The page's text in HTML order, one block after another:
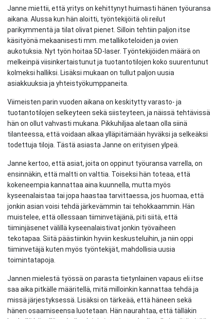
Janne miettii, että yritys on kehittynyt huimasti hänen työuransa
aikana. Alussa kun hän aloitti, työntekijöitä oli reilut
parikymmentä ja tilat olivat pienet. Silloin tehtiin paljon itse
käsityönä mekaanisesti mm. metallikoteloiden ja ovien
aukotuksia. Nyt työn hoitaa 5D-laser. Työntekijöiden määrä on
melkeinpä viisinkertaistunut ja tuotantotilojen koko suurentunut
kolmeksi halliksi. Lisäksi mukaan on tullut paljon uusia
asiakkuuksia ja yhteistyökumppaneita.
Viimeisten parin vuoden aikana on keskitytty varasto- ja
tuotantotilojen selkeyteen sekä siisteyteen, ja näissä tehtävissä
hän on ollut vahvasti mukana. Pikkuhiljaa aletaan olla siinä
tilanteessa, että voidaan alkaa ylläpitämään hyväksi ja selkeäksi
todettuja tiloja. Tästä asiasta Janne on erityisen ylpeä.
Janne kertoo, että asiat, joita on oppinut työuransa varrella, on
ensinnäkin, että maltti on valttia. Toiseksi hän toteaa, että
kokeneempia kannattaa aina kuunnella, mutta myös
kyseenalaistaa tai jopa haastaa tarvittaessa, jos huomaa, että
jonkin asian voisi tehdä järkevämmin tai tehokkaammin. Hän
muistelee, että ollessaan tiiminvetäjänä, piti siitä, että
tiiminjäsenet välillä kyseenalaistivat jonkin työvaiheen
tekotapaa. Siitä päästiinkin hyviin keskusteluihin, ja niin oppi
tiiminvetäjä kuten myös työntekijät, mahdollisia uusia
toimintatapoja.
Jannen mielestä työssä on parasta tietynlainen vapaus eli itse
saa aika pitkälle määritellä, mitä milloinkin kannattaa tehdä ja
missä järjestyksessä. Lisäksi on tärkeää, että häneen sekä
hänen osaamiseensa luotetaan. Hän naurahtaa, että tälläkin